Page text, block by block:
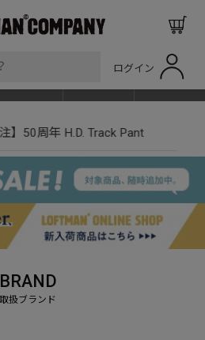
ログイン
注】50周年 H.D. Track Pant
BRAND